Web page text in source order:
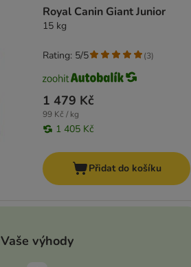
Royal Canin Giant Junior
15 kg
1 479 Kč
99 Kč / kg
1 405 Kč
Rating: 5/5 (3)
Přidat do košíku
Vaše výhody